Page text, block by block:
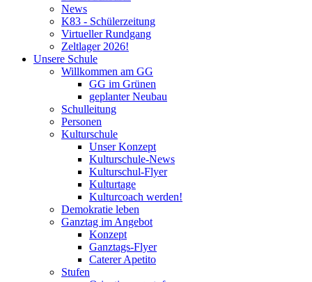
News
K83 - Schülerzeitung
Virtueller Rundgang
Zeltlager 2026!
Unsere Schule
Willkommen am GG
GG im Grünen
geplanter Neubau
Schulleitung
Personen
Kulturschule
Unser Konzept
Kulturschule-News
Kulturschul-Flyer
Kulturtage
Kulturcoach werden!
Demokratie leben
Ganztag im Angebot
Konzept
Ganztags-Flyer
Caterer Apetito
Stufen